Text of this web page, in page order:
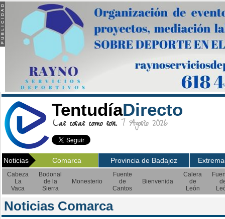
TentudíaDirecto
Las cosas como son. 7 Agosto 2026
Noticias Comarca Provincia de Badajoz
Cabeza
La
Vaca
Bodonal
de la
Sierra
Monesterio
Fuente
de
Cantos
Bienvenida
Calera
de
León
Noticias Comarca